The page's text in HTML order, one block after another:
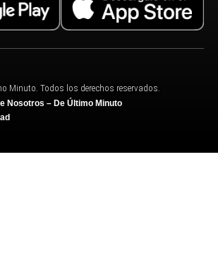
Minuto. Todos los derechos reservados.
Nosotros – De Último Minuto